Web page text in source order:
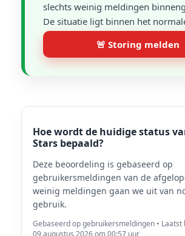
slechts weinig meldingen
De situatie ligt binnen het
🚨 Storing melden
Hoe wordt de huidige status
Stars bepaald?
Deze beoordeling is gebaseerd op
gebruikersmeldingen van de
weinig meldingen gaan we uit van
gebruik.
Gebaseerd op gebruikersmeldingen •
09 augustus 2026 om 00:57 uur